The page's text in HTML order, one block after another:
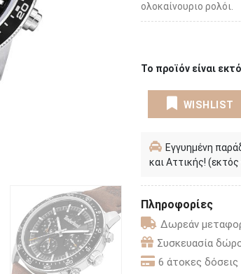
ολοκαίνουριο ρολόι.
Το προϊόν είναι
WISHLIST
Εγγυημένη
και Αττικής!
Πληροφορίες
Δωρεάν
Συσκευασία
6 άτοκες δόσεις